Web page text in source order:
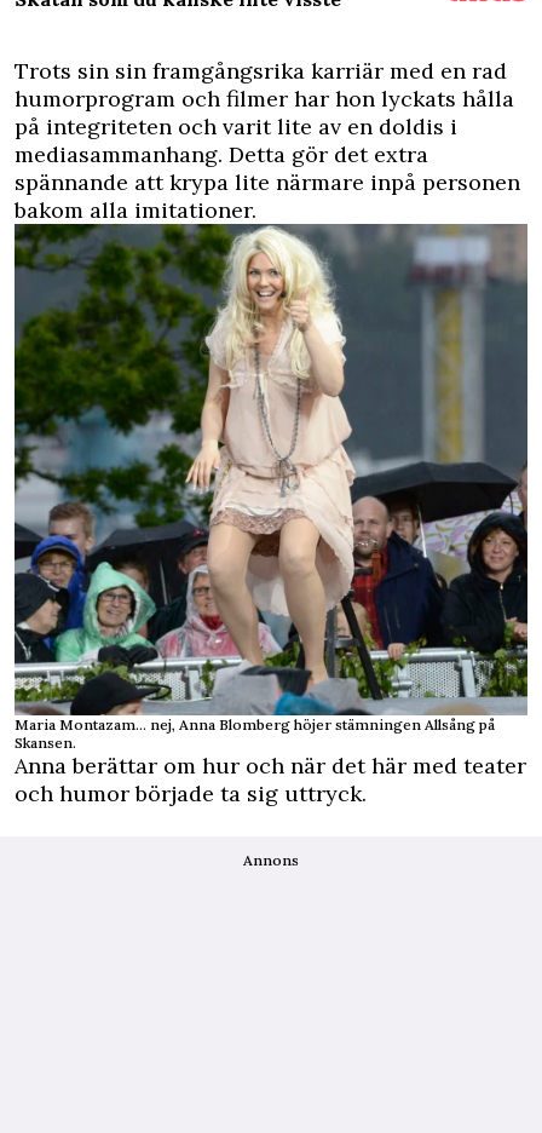
Trots sin sin framgångsrika karriär med en rad
humorprogram och filmer har hon lyckats hålla
på integriteten och varit lite av en doldis i
mediasammanhang. Detta gör det extra
spännande att krypa lite närmare inpå personen
bakom alla imitationer.
Maria Montazam… nej, Anna Blomberg höjer stämningen Allsång på
Skansen.
Anna berättar om hur och när det här med teater
och humor började ta sig uttryck.
Annons